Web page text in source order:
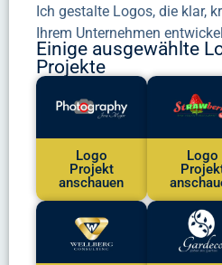
Ich gestalte Logos, die klar,
Ihrem Unternehmen
Einige ausgewählte
Projekte
Logo
Projekt
anschauen
Logo